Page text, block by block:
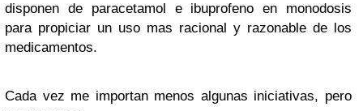
disponen de paracetamol e ibuprofeno en monodosis
para propiciar un uso mas racional y razonable de los
medicamentos.
Cada vez me importan menos algunas iniciativas, pero